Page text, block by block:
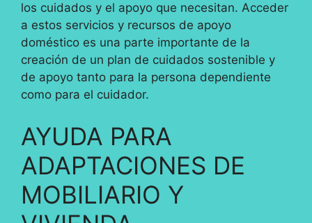
los cuidados y el apoyo que necesitan. Acceder
a estos servicios y recursos de apoyo
doméstico es una parte importante de la
creación de un plan de cuidados sostenible y
de apoyo tanto para la persona dependiente
como para el cuidador.
AYUDA PARA
ADAPTACIONES DE
MOBILIARIO Y